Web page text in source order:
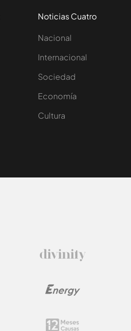
Noticias Cuatro
Nacional
Internacional
Sociedad
Economía
Cultura